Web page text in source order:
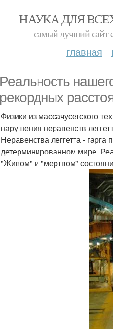
НАУКА ДЛЯ
самый лучший сайт
главная
Реальность
рекордных
Физики из массачусетского
нарушения неравенств
Неравенства леггетта -
детерминированном мире.
"Живом" и "мертвом"